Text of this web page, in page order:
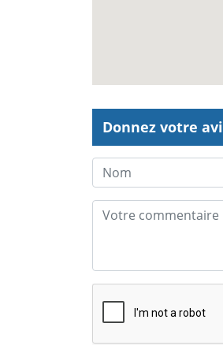
Donnez votre